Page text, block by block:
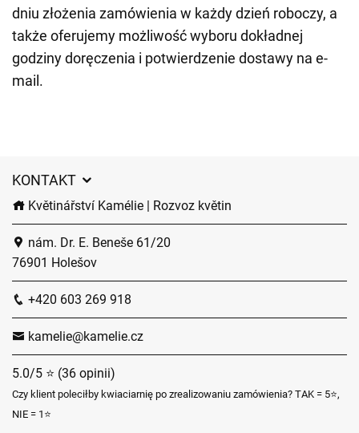
dniu złożenia zamówienia w każdy dzień roboczy, a
także oferujemy możliwość wyboru dokładnej
godziny doręczenia i potwierdzenie dostawy na e-
mail.
KONTAKT
Květinářství Kamélie | Rozvoz květin
nám. Dr. E. Beneše 61/20
76901 Holešov
+420 603 269 918
kamelie@kamelie.cz
5.0/5 ⭐ (36 opinii)
Czy klient poleciłby kwiaciarnię po zrealizowaniu zamówienia? TAK = 5⭐,
NIE = 1⭐